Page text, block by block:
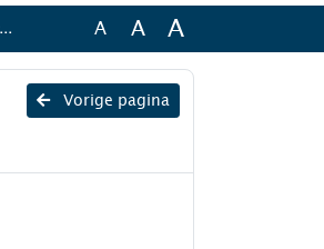
A A A
Vorige pagina